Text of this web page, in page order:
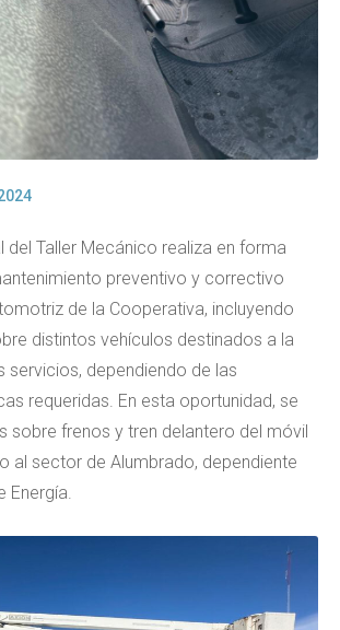
del Taller Mecánico realiza en forma
preventivo y correctivo
de la Cooperativa, incluyendo
distintos vehículos destinados a la
servicios, dependiendo de las
requeridas. En esta oportunidad, se
sobre frenos y tren delantero del móvil
al sector de Alumbrado, dependiente
Energía.